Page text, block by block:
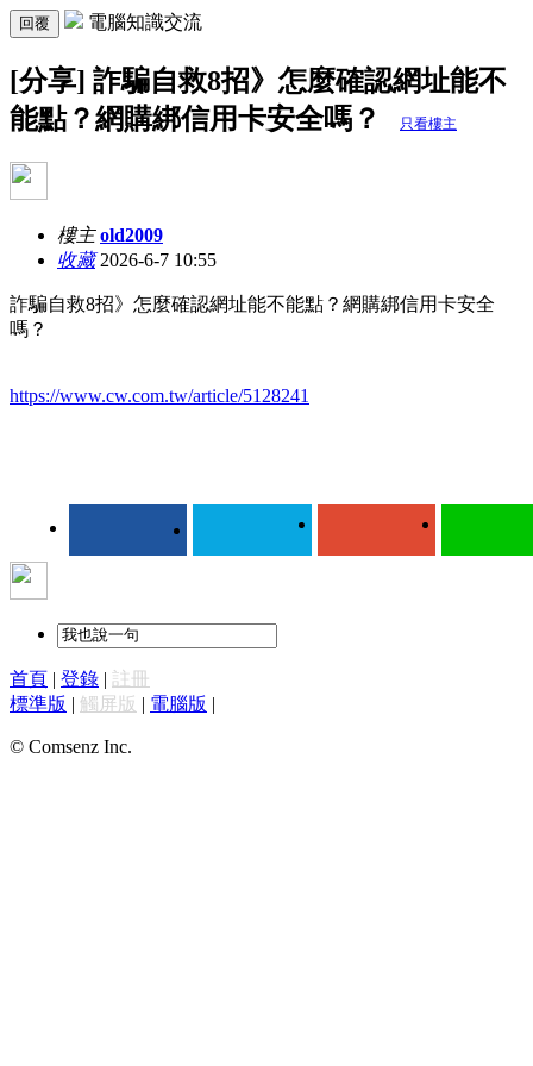
回覆 電腦知識交流
[分享] 詐騙自救8招》怎麼確認網址能不
能點？網購綁信用卡安全嗎？
只看樓主
樓主 old2009
收藏2026-6-7 10:55
詐騙自救8招》怎麼確認網址能不能點？網購綁信用卡安全
嗎？
https://www.cw.com.tw/article/5128241
首頁 | 登錄 | 註冊
標準版 | 觸屏版 | 電腦版 |
© Comsenz Inc.